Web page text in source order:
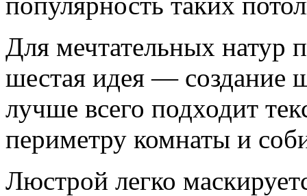
Для мечтательных натур
шестая идея — создание
лучше всего подходит
периметру комнаты и
Люстрой легко